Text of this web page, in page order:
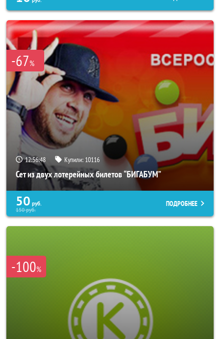
-67%
12:56:44 Купили: 10116
Сет из двух лотерейных билетов “БИГАБУМ”
50 руб.
150руб.
ПОДРОБНЕЕ
-100%